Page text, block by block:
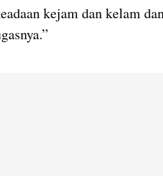
kejam dan kelam